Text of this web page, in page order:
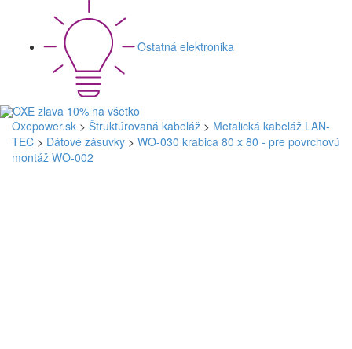
Ostatná elektronika
Oxepower.sk > Štruktúrovaná kabeláž > Metalická kabeláž LAN-
TEC > Dátové zásuvky > WO-030 krabica 80 x 80 - pre povrchovú
montáž WO-002